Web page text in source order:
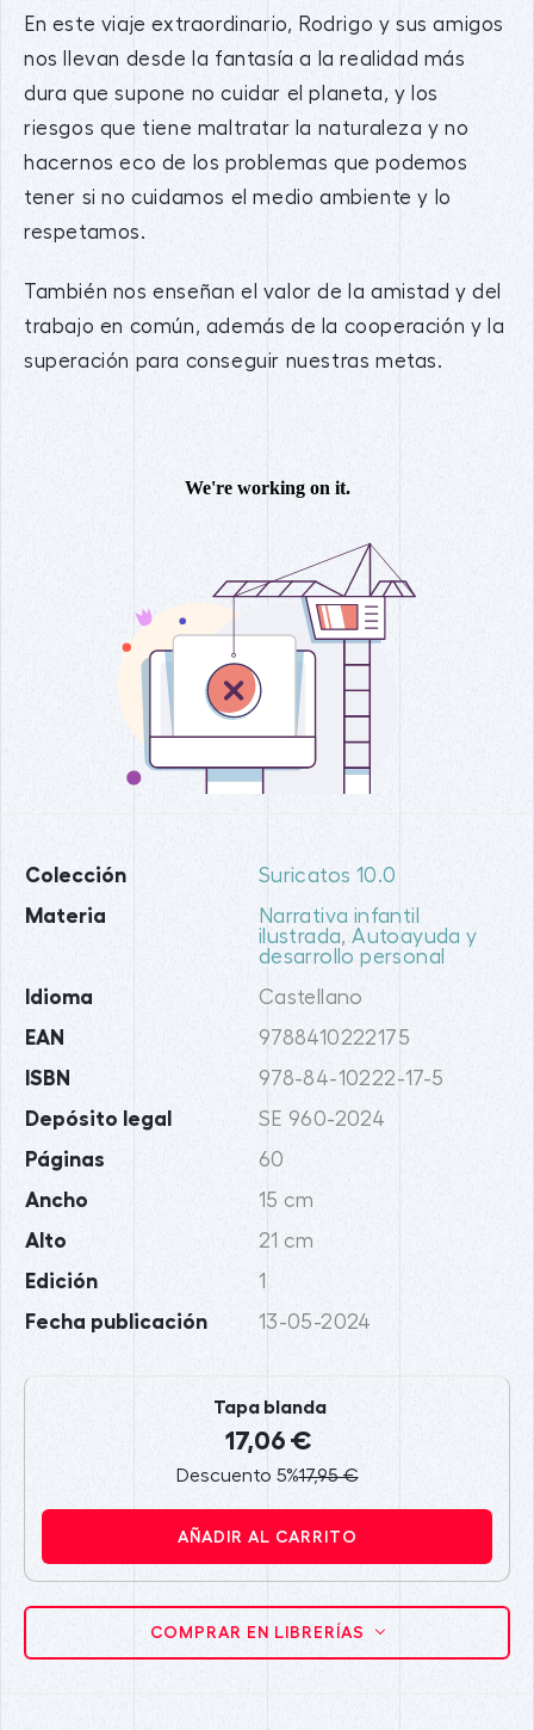
En este viaje extraordinario, Rodrigo y sus amigos
nos llevan desde la fantasía a la realidad más
dura que supone no cuidar el planeta, y los
riesgos que tiene maltratar la naturaleza y no
hacernos eco de los problemas que podemos
tener si no cuidamos el medio ambiente y lo
respetamos.
También nos enseñan el valor de la amistad y del
trabajo en común, además de la cooperación y la
superación para conseguir nuestras metas.
Colección Suricatos 10.0
Materia
Narrativa infantil
ilustrada,Autoayuda y
desarrollo personal
Idioma Castellano
EAN 9788410222175
ISBN 978-84-10222-17-5
Depósito legal SE 960-2024
Páginas 60
Ancho 15 cm
Alto 21 cm
Edición 1
Fecha publicación 13-05-2024
Tapa blanda
17,06 €
Descuento 5%17,95 €
AÑADIR AL CARRITO
COMPRAR EN LIBRERÍAS